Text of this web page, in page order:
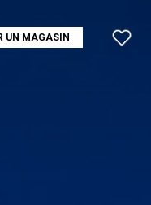
UN MAGASIN